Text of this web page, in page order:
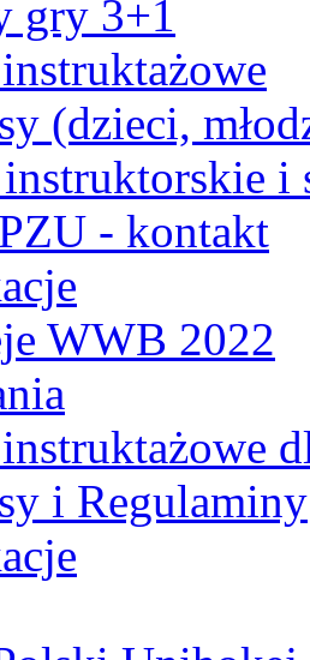
gry 3+1
(dzieci,
i
- kontakt
WWB 2022
i Regulaminy